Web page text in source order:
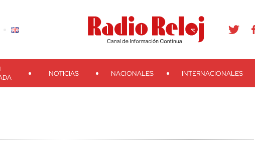
Threads
Instagram TelegramTeveo Ivoox RSS Search
NOTICIAS NACIONALES INTERNACIONALES